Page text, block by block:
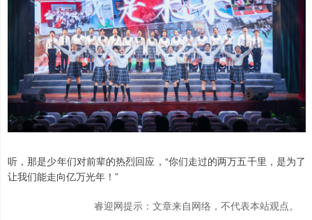
听，那是少年们对前辈的热烈回应，“你们走过的两万五千里，是为了
让我们能走向亿万光年！”
睿迎网提示：文章来自网络，不代表本站观点。